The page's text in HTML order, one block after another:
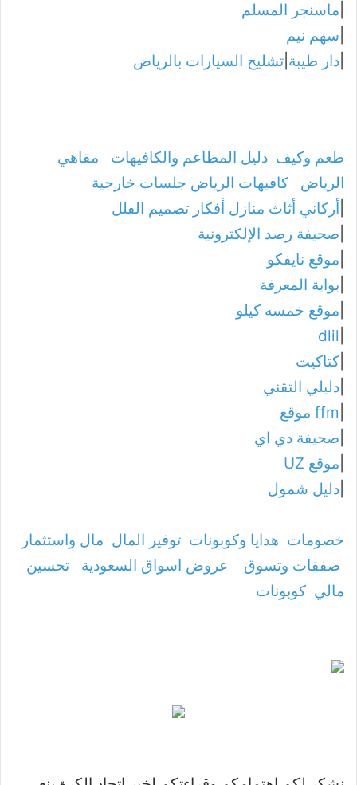
ماسنجر المسلم
سهم نيم
دار طيبة تشليح السيارات بالرياض
طعم وكيف دليل المطاعم والكافيهات
مقاهي
الرياض
كافيهات الرياض جلسات خارجية
أركاني أثاث منازل أفكار تصميم الفلل
صحيفة رصد الإلكترونية
موقع نايفكو
بوابة المعرفة
موقع خمسه كيلو
dlil
كتاكيت
دليلي التقني
ffm موقع
صحيفة دي اي
موقع UZ
دليل شمول
خصومات هدايا وكوبونات توفير المال مال واستثمار
صفقات وتسوق
عروض اسواق السعودية
تحسين
مالي كوبونات